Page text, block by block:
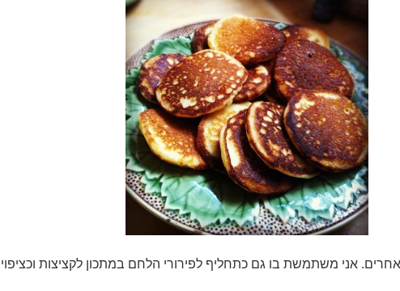
אני משתמשת בו גם כתחליף לפירורי הלחם במתכון לקציצות וכציפוי